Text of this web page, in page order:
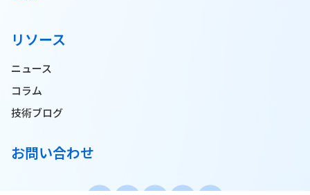
リソース
ニュース
コラム
技術ブログ
お問い合わせ